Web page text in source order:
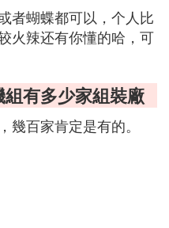
者蝴蝶都可以，个人比
火辣还有你懂的哈，可
組有多少家組裝廠
幾百家肯定是有的。